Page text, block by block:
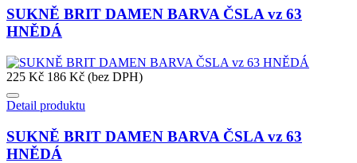
SUKNĚ BRIT DAMEN BARVA ČSLA vz 63
HNĚDÁ
225 Kč 186 Kč (bez DPH)
Detail produktu
SUKNĚ BRIT DAMEN BARVA ČSLA vz 63
HNĚDÁ